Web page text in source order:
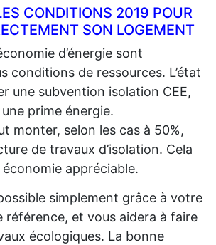
CONDITIONS 2019 POUR
SON LOGEMENT
d’énergie sont
conditions de ressources. L’état
une subvention isolation CEE,
prime énergie.
monter, selon les cas à 50%,
de travaux d’isolation. Cela
appréciable.
simplement grâce à votre
référence, et vous aidera à faire
écologiques. La bonne